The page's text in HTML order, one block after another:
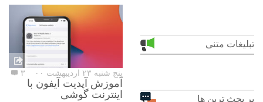
تبلیغات متنی
پر بحث ترین ها
پنج شنبه ۲۳ اردیبهشت ۰۰ ۳
آموزش آپدیت آیفون با
اینترنت گوشی